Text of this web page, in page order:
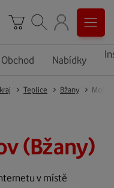
Obchod Nabídky
Teplice Bžany
(Bžany)
v místě